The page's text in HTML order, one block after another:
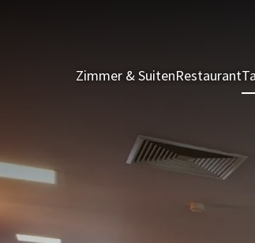
Zimmer & SuitenRestaurant